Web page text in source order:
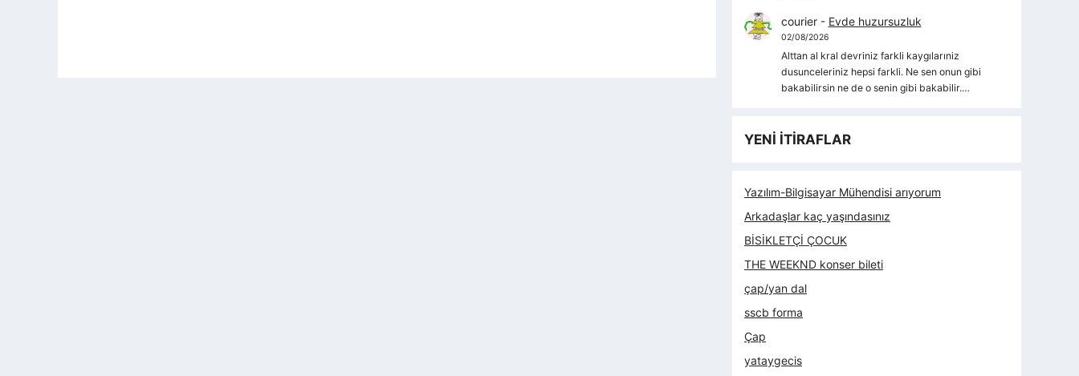
courier- Evde huzursuzluk
02/08/2026
Alttan al kral devriniz farkli kaygılarıniz
dusunceleriniz hepsi farkli. Ne sen onun gibi
bakabilirsin ne de o senin gibi bakabilir.…
YENİ İTİRAFLAR
Yazılım-Bilgisayar Mühendisi arıyorum
Arkadaşlar kaç yaşındasınız
BİSİKLETÇİ ÇOCUK
THE WEEKND konser bileti
çap/yan dal
sscb forma
Çap
yataygecis